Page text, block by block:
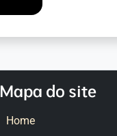
Mapa do site
Home